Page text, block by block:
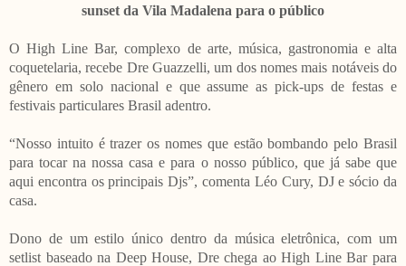
sunset da Vila Madalena para o público
O High Line Bar, complexo de arte, música, gastronomia e alta
coquetelaria, recebe Dre Guazzelli, um dos nomes mais notáveis do
gênero em solo nacional e que assume as pick-ups de festas e
festivais particulares Brasil adentro.
“Nosso intuito é trazer os nomes que estão bombando pelo Brasil
para tocar na nossa casa e para o nosso público, que já sabe que
aqui encontra os principais Djs”, comenta Léo Cury, DJ e sócio da
casa.
Dono de um estilo único dentro da música eletrônica, com um
setlist baseado na Deep House, Dre chega ao High Line Bar para